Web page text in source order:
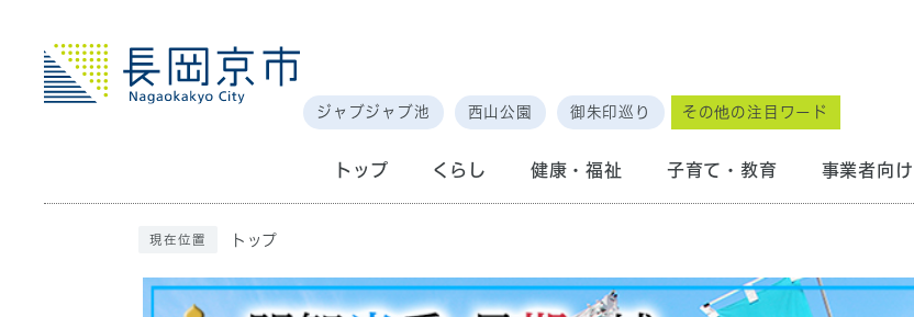
ジャブジャブ池 西山公園 御朱印巡り その他の注目ワード
トップ くらし 健康・福祉 子育て・教育 事業者向け
現在位置 トップ